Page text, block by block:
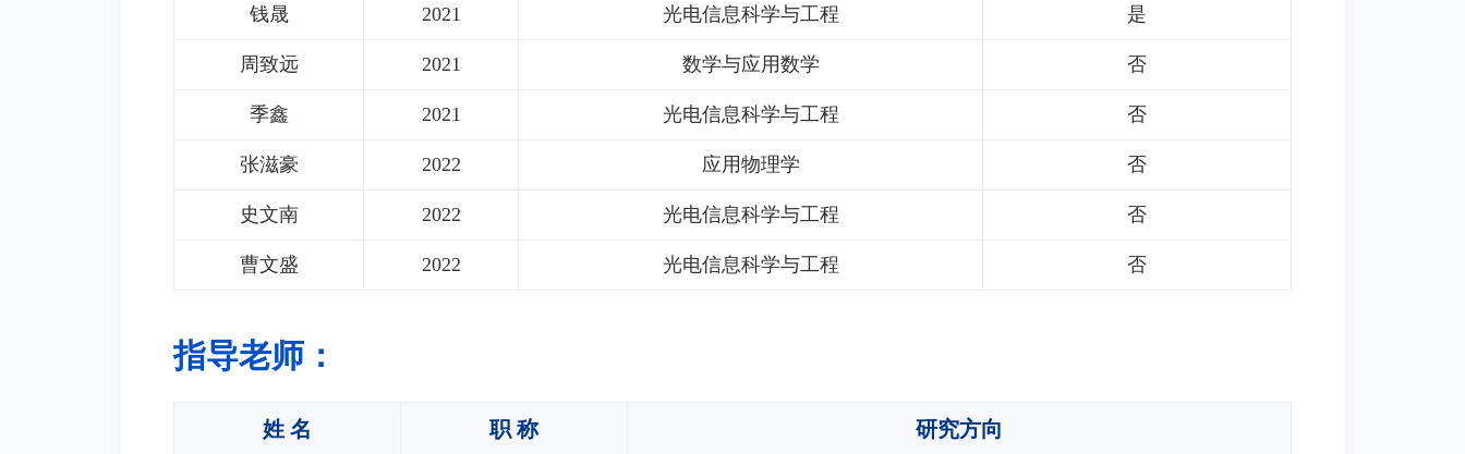
钱晟 2021 光电信息科学与工程 是
周致远 2021 数学与应用数学 否
季鑫 2021 光电信息科学与工程 否
张滋豪 2022 应用物理学 否
史文南 2022 光电信息科学与工程 否
曹文盛 2022 光电信息科学与工程 否
指导老师：
姓 名 职 称 研究方向